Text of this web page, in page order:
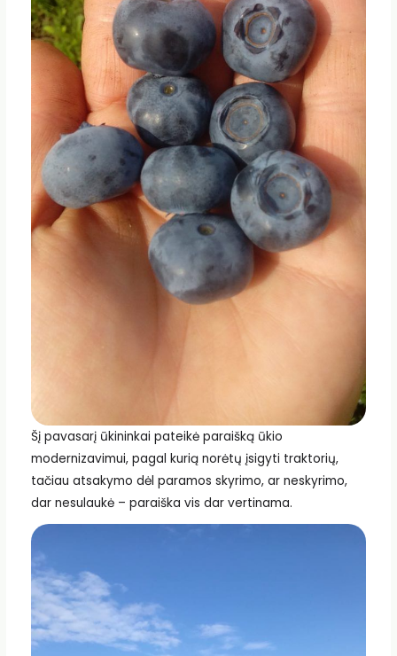
Šį pavasarį ūkininkai pateikė paraišką ūkio
modernizavimui, pagal kurią norėtų įsigyti traktorių,
tačiau atsakymo dėl paramos skyrimo, ar neskyrimo,
dar nesulaukė – paraiška vis dar vertinama.